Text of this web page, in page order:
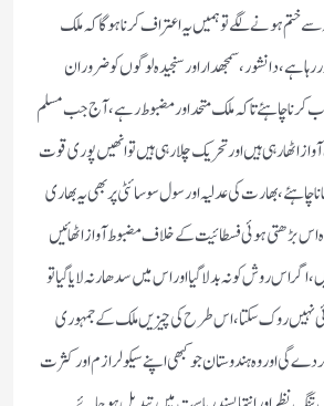
سے ختم ہونے لگے تو ہمیں یہ اعتراف کرنا ہوگا کہ ملک
اور سنجیدہ لوگوں کو ضرور ان
کرنا چاہئے تاکہ ملک متحد اور مضبوط رہے،آج جب مسلم
اٹھارہی ہیں اور تحریک چلارہی ہیں توانھیں پوری قوت
کی عدلیہ اور سول سوسائٹی پر بھی یہ بھاری
اس بڑھتی ہوئی فسطائیت کے خلاف مضبوط آواز اٹھائیں
اس روش کو نہ بدلا گیا اور اس میں سدھارنہ لایا گیا تو
نہیں روک سکتا،اس طرح کی چیزیں ملک کے جمہوری
دے گی اور وہ ہندوستان جو کبھی اپنے سیکولرازم اور کثرت